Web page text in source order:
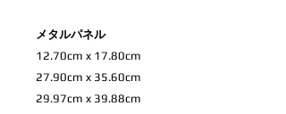
メタルパネル
12.70cm x 17.80cm
27.90cm x 35.60cm
29.97cm x 39.88cm